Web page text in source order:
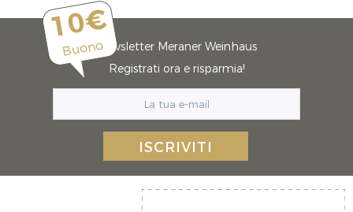
10€
BuonoNewsletter Meraner Weinhaus
Registrati ora e risparmia!
ISCRIVITI